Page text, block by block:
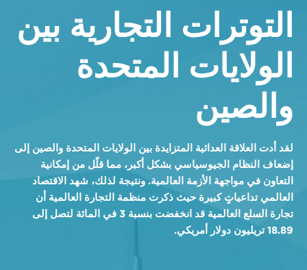
التوترات التجارية بين
الولايات المتحدة
والصين
لقد أدت العلاقة العدائية المتزايدة بين الولايات المتحدة والصين إلى
إضعاف النظام الجيوسياسي بشكل أكبر، مما قلّل من إمكانية
التعاون في مواجهة الأزمة العالمية. ونتيجة لذلك، شهد الاقتصاد
العالمي تداعياتٍ كبيرة حيث ذكرت منظمة التجارة العالمية أن
تجارة السلع العالمية قد انخفضت بنسبة 3 في المائة لتصل إلى
18.89 تريليون دولار أمريكي.